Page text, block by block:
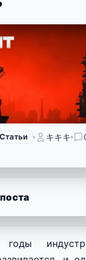
Статьи キキキ